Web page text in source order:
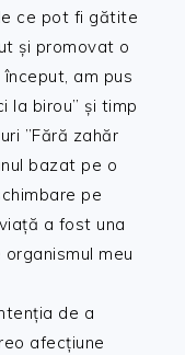
ce pot fi gătite
și promovat o
am pus
la birou” și timp
”Fără zahăr
bazat pe o
pe
a fost una
meu
de a
afecțiune